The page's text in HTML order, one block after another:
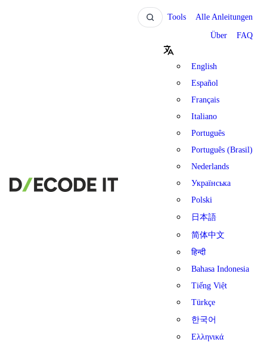
Tools Alle Anleitungen
Über FAQ
English
Español
Français
Italiano
Português
Português (Brasil)
Nederlands
Українська
Polski
日本語
简体中文
हिन्दी
Bahasa Indonesia
Tiếng Việt
Türkçe
한국어
Ελληνικά